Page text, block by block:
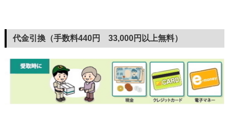
代金引換（手数料440円 33,000円以上無料）